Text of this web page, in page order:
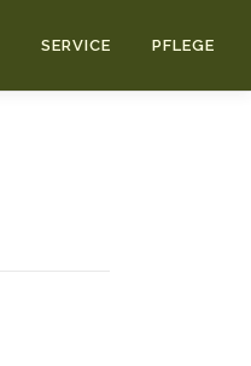
SERVICE PFLEGE